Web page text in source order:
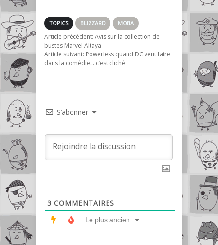
TOPICS BLIZZARD MOBA
Article précédent: Avis sur la collection de
bustes Marvel Altaya
Article suivant: Powerless quand DC veut faire
dans la comédie… c’est cliché
S’abonner
3 COMMENTAIRES
Le plus ancien